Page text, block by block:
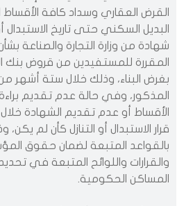
القرض العقاري وسداد كافة
البديل السكني حتى تاريخ الاستبدال
شهادة من وزارة التجارة والصناعة بشأن
المقررة للمستفيدين من قروض بنك
بغرض البناء، وذلك خلال ستة أشهر من
المذكور، وفي حالة عدم تقديم
الأقساط أو عدم تقديم الشهادة خلال
قرار الاستبدال أو التنازل كأن لم
بالقواعد المتبعة لضمان حقوق
والقرارات واللوائح المتبعة في
المساكن الحكومية.